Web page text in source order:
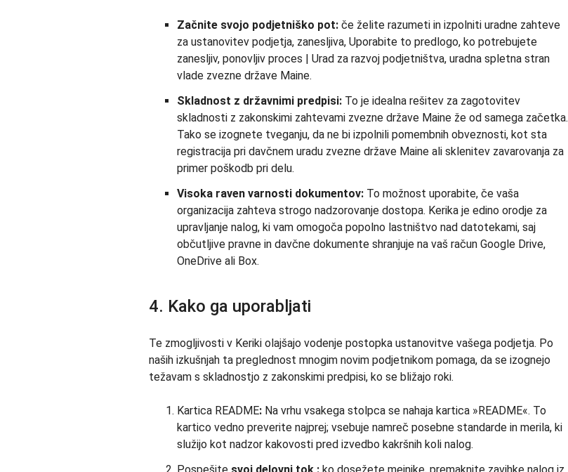
Začnite svojo podjetniško pot: če želite razumeti in izpolniti uradne zahteve
za ustanovitev podjetja, zanesljiva, Uporabite to predlogo, ko potrebujete
zanesljiv, ponovljiv proces | Urad za razvoj podjetništva, uradna spletna stran
vlade zvezne države Maine.
Skladnost z državnimi predpisi: To je idealna rešitev za zagotovitev
skladnosti z zakonskimi zahtevami zvezne države Maine že od samega začetka.
Tako se izognete tveganju, da ne bi izpolnili pomembnih obveznosti, kot sta
registracija pri davčnem uradu zvezne države Maine ali sklenitev zavarovanja za
primer poškodb pri delu.
Visoka raven varnosti dokumentov: To možnost uporabite, če vaša
organizacija zahteva strogo nadzorovanje dostopa. Kerika je edino orodje za
upravljanje nalog, ki vam omogoča popolno lastništvo nad datotekami, saj
občutljive pravne in davčne dokumente shranjuje na vaš račun Google Drive,
OneDrive ali Box.
4. Kako ga uporabljati
Te zmogljivosti v Keriki olajšajo vodenje postopka ustanovitve vašega podjetja. Po
naših izkušnjah ta preglednost mnogim novim podjetnikom pomaga, da se izognejo
težavam s skladnostjo z zakonskimi predpisi, ko se bližajo roki.
Kartica README: Na vrhu vsakega stolpca se nahaja kartica »README«. To
kartico vedno preverite najprej; vsebuje namreč posebne standarde in merila, ki
služijo kot nadzor kakovosti pred izvedbo kakršnih koli nalog.